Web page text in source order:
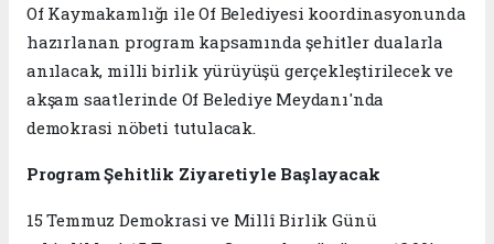
Of Kaymakamlığı ile Of Belediyesi koordinasyonunda
hazırlanan program kapsamında şehitler dualarla
anılacak, milli birlik yürüyüşü gerçekleştirilecek ve
akşam saatlerinde Of Belediye Meydanı'nda
demokrasi nöbeti tutulacak.
Program Şehitlik Ziyaretiyle Başlayacak
15 Temmuz Demokrasi ve Millî Birlik Günü